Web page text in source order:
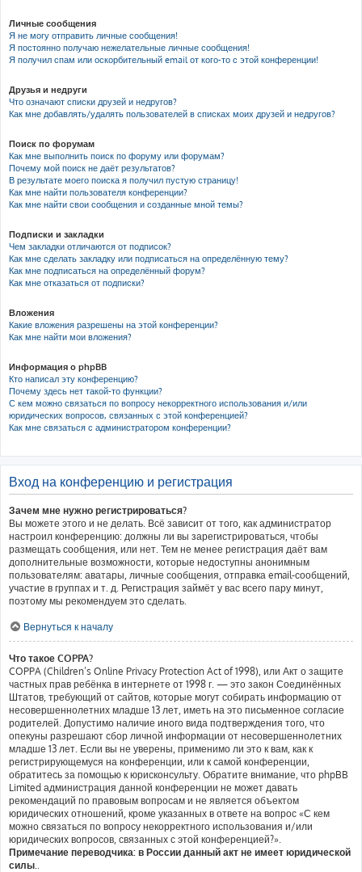
Личные сообщения
Я не могу отправить личные сообщения!
Я постоянно получаю нежелательные личные сообщения!
Я получил спам или оскорбительный email от кого-то с этой конференции!
Друзья и недруги
Что означают списки друзей и недругов?
Как мне добавлять/удалять пользователей в списках моих друзей и недругов?
Поиск по форумам
Как мне выполнить поиск по форуму или форумам?
Почему мой поиск не даёт результатов?
В результате моего поиска я получил пустую страницу!
Как мне найти пользователя конференции?
Как мне найти свои сообщения и созданные мной темы?
Подписки и закладки
Чем закладки отличаются от подписок?
Как мне сделать закладку или подписаться на определённую тему?
Как мне подписаться на определённый форум?
Как мне отказаться от подписки?
Вложения
Какие вложения разрешены на этой конференции?
Как мне найти мои вложения?
Информация о phpBB
Кто написал эту конференцию?
Почему здесь нет такой-то функции?
С кем можно связаться по вопросу некорректного использования и/или
юридических вопросов, связанных с этой конференцией?
Как мне связаться с администратором конференции?
Вход на конференцию и регистрация
Зачем мне нужно регистрироваться?
Вы можете этого и не делать. Всё зависит от того, как администратор
настроил конференцию: должны ли вы зарегистрироваться, чтобы
размещать сообщения, или нет. Тем не менее регистрация даёт вам
дополнительные возможности, которые недоступны анонимным
пользователям: аватары, личные сообщения, отправка email-сообщений,
участие в группах и т. д. Регистрация займёт у вас всего пару минут,
поэтому мы рекомендуем это сделать.
Вернуться к началу
Что такое COPPA?
COPPA (Children’s Online Privacy Protection Act of 1998), или Акт о защите
частных прав ребёнка в интернете от 1998 г. — это закон Соединённых
Штатов, требующий от сайтов, которые могут собирать информацию от
несовершеннолетних младше 13 лет, иметь на это письменное согласие
родителей. Допустимо наличие иного вида подтверждения того, что
опекуны разрешают сбор личной информации от несовершеннолетних
младше 13 лет. Если вы не уверены, применимо ли это к вам, как к
регистрирующемуся на конференции, или к самой конференции,
обратитесь за помощью к юрисконсульту. Обратите внимание, что phpBB
Limited администрация данной конференции не может давать
рекомендаций по правовым вопросам и не является объектом
юридических отношений, кроме указанных в ответе на вопрос «С кем
можно связаться по вопросу некорректного использования и/или
юридических вопросов, связанных с этой конференцией?».
Примечание переводчика: в России данный акт не имеет юридической
силы..